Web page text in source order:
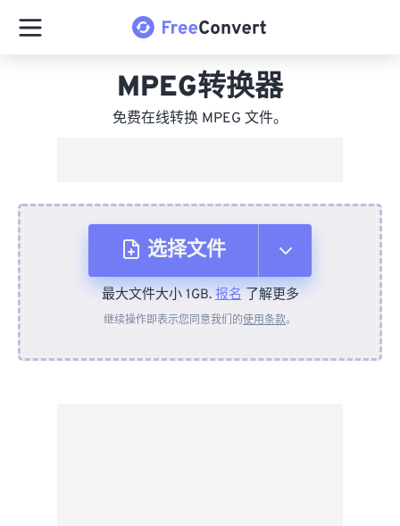
MPEG转换器
免费在线转换 MPEG 文件。
选择文件
从设备
最大文件大小 1GB.报名了解更多
继续操作即表示您同意我们的使用条款。